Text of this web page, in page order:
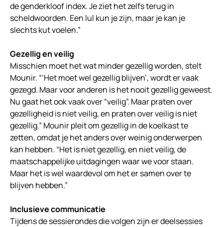
de genderkloof index. Je ziet het zelfs terug in
scheldwoorden. Een lul kun je zijn, maar je kan je
slechts kut voelen.”
Gezellig en veilig
Misschien moet het wat minder gezellig worden, stelt
Mounir. “‘Het moet wel gezellig blijven’, wordt er vaak
gezegd. Maar voor anderen is het nooit gezellig geweest.
Nu gaat het ook vaak over “veilig”. Maar praten over
gezelligheid is niet veilig, en praten over veilig is niet
gezellig.” Mounir pleit om gezellig in de koelkast te
zetten, omdat je het anders over weinig onderwerpen
kan hebben. “Het is niet gezellig, en niet veilig, de
maatschappelijke uitdagingen waar we voor staan.
Maar het is wel waardevol om het er samen over te
blijven hebben.”
Inclusieve communicatie
Tijdens de sessierondes die volgen zijn er deelsessies